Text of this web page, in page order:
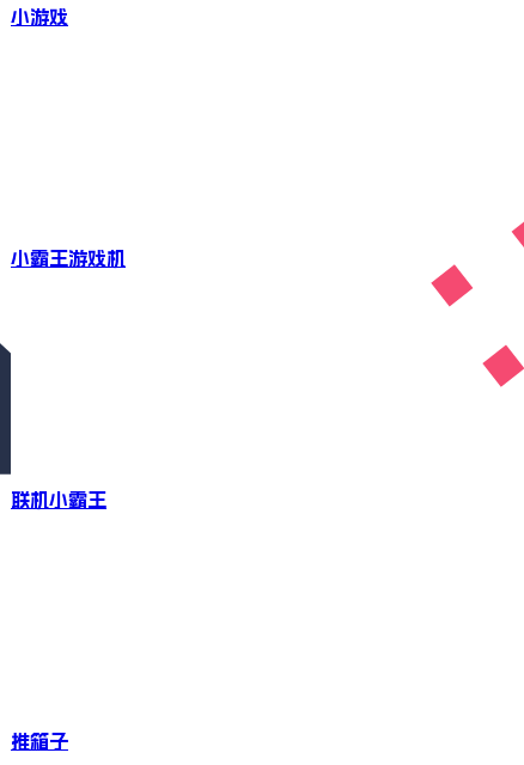
小游戏
小霸王游戏机
联机小霸王
推箱子